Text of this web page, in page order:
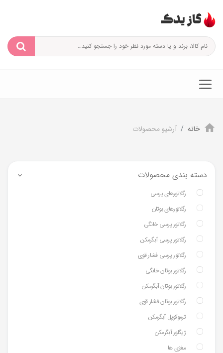
خانه آرشیو محصولات
دسته بندی محصولات
رگلاتورهای پرسی
رگلاتورهای بوتان
رگلاتور پرسی خانگی
رگلاتور پرسی آبگرمکن
رگلاتور پرسی فشار قوی
رگلاتور بوتان خانگی
رگلاتور بوتان آبگرمکن
رگلاتور بوتان فشار قوی
ترموکوپل آبگرمکن
ژیگلور آبگرمکن
مغزی ها